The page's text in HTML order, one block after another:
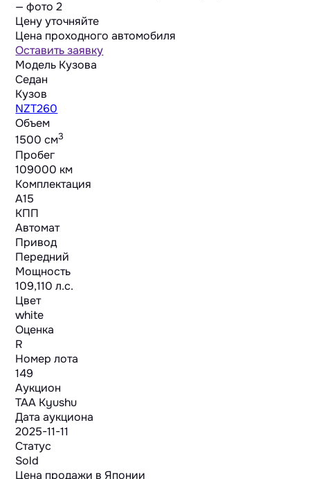
Цену уточняйте
Цена проходного автомобиля
Оставить заявку
Модель Кузова
Седан
Кузов
NZT260
Объем
1500 cм3
Пробег
109000 км
Комплектация
A15
КПП
Автомат
Привод
Передний
Мощность
109,110 л.с.
Цвет
white
Оценка
R
Номер лота
149
Аукцион
TAA Kyushu
Дата аукциона
2025-11-11
Статус
Sold
Цена продажи в Японии